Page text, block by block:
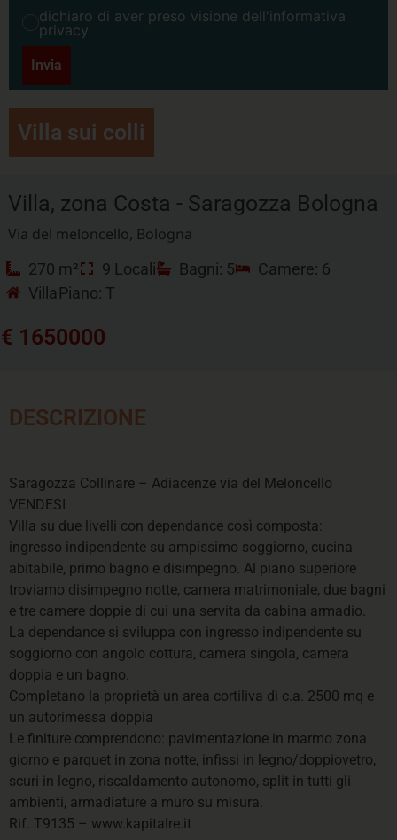
dichiaro di aver preso visione dell'informativa
privacy
Invia
Villa sui colli
Villa, zona Costa - Saragozza Bologna
Via del meloncello, Bologna
270 m² 9 Locali Bagni: 5
Camere: 6
Villa Piano: T
€ 1650000
DESCRIZIONE
Saragozza Collinare – Adiacenze via del Meloncello
VENDESI
Villa su due livelli con dependance così composta:
ingresso indipendente su ampissimo soggiorno, cucina
abitabile, primo bagno e disimpegno. Al piano superiore
troviamo disimpegno notte, camera matrimoniale, due bagni
e tre camere doppie di cui una servita da cabina armadio.
La dependance si sviluppa con ingresso indipendente su
soggiorno con angolo cottura, camera singola, camera
doppia e un bagno.
Completano la proprietà un area cortiliva di c.a. 2500 mq e
un autorimessa doppia
Le finiture comprendono: pavimentazione in marmo zona
giorno e parquet in zona notte, infissi in legno/doppiovetro,
scuri in legno, riscaldamento autonomo, split in tutti gli
ambienti, armadiature a muro su misura.
Rif. T9135 – www.kapitalre.it